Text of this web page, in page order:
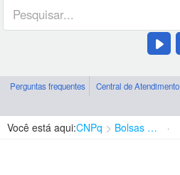
Perguntas frequentes Central de Atendimento
Você está aqui:CNPq Bolsas e Auxílios Vigentes